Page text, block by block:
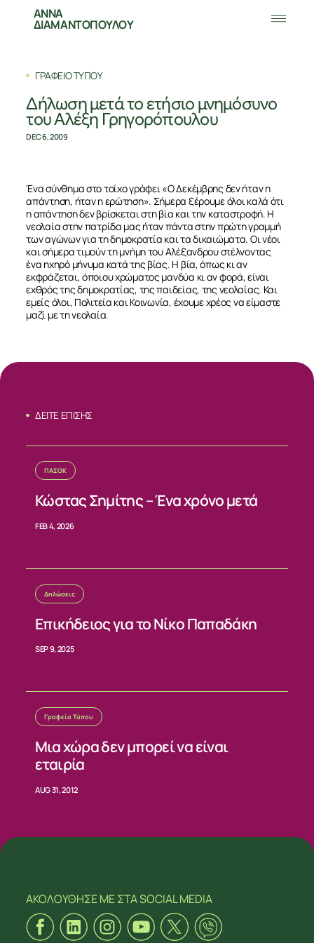
ΣΧΕΤΙΚΑ
ΕΠΙΚΟΙΝΩΝΙΑ
ΑΝΝΑ
ΔΙΑΜΑΝΤΟΠΟΥΛΟΥ
ΓΡΑΦΕΙΟ ΤΥΠΟΥ
Δήλωση μετά το ετήσιο μνημόσυνο
του Αλέξη Γρηγορόπουλου
DEC 6, 2009
Ένα σύνθημα στο τοίχο γράφει «Ο Δεκέμβρης δεν ήταν η
απάντηση, ήταν η ερώτηση». Σήμερα ξέρουμε όλοι καλά ότι
η απάντηση δεν βρίσκεται στη βία και την καταστροφή. Η
νεολαία στην πατρίδα μας ήταν πάντα στην πρώτη γραμμή
των αγώνων για τη δημοκρατία και τα δικαιώματα. Οι νέοι
και σήμερα τιμούν τη μνήμη του Αλέξανδρου στέλνοντας
ένα ηχηρό μήνυμα κατά της βίας. Η βία, όπως κι αν
εκφράζεται, όποιου χρώματος μανδύα κι αν φορά, είναι
εχθρός της δημοκρατίας, της παιδείας, της νεολαίας. Και
εμείς όλοι, Πολιτεία και Κοινωνία, έχουμε χρέος να είμαστε
μαζί με τη νεολαία.
ΔΕΙΤΕ ΕΠΙΣΗΣ
ΠΑΣΟΚ
Κώστας Σημίτης – Ένα χρόνο μετά
FEB 4, 2026
Δηλώσεις
Επικήδειος για το Νίκο Παπαδάκη
SEP 9, 2025
Γραφείο Τύπου
Μια χώρα δεν μπορεί να είναι
εταιρία
AUG 31, 2012
ΑΚΟΛΟΥΘΗΣΕ ΜΕΣΤΑ SOCIAL MEDIA